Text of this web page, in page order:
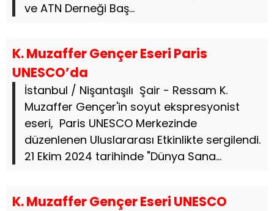
ve ATN Derneği Baş...
K. Muzaffer Gençer Eseri Paris
UNESCO’da
İstanbul / Nişantaşılı Şair - Ressam K.
Muzaffer Gençer'in soyut ekspresyonist
eseri, Paris UNESCO Merkezinde
düzenlenen Uluslararası Etkinlikte sergilendi.
21 Ekim 2024 tarihinde "Dünya Sana...
K. Muzaffer Gençer Eseri UNESCO